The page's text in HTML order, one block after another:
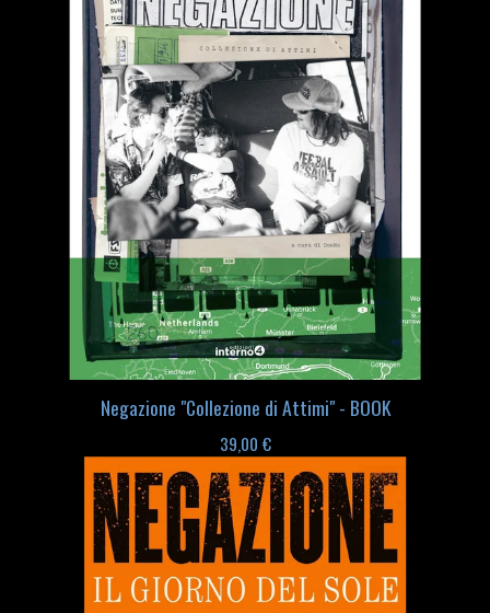
Negazione "Collezione di Attimi" - BOOK
39,00 €